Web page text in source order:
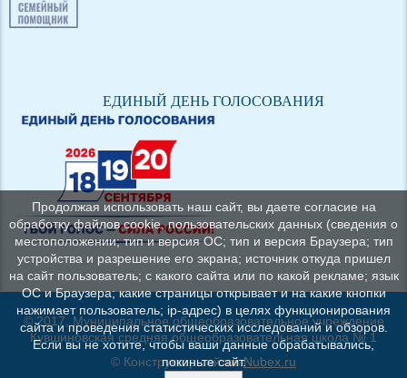
ЕДИНЫЙ ДЕНЬ ГОЛОСОВАНИЯ
© 2017, Муниципальное общеобразовательное учреждение
Кувшиновская средняя общеобразовательная школа № 1
© Конструктор сайтовNubex.ru
Продолжая использовать наш сайт, вы даете согласие на
обработку файлов cookie, пользовательских данных (сведения о
местоположении; тип и версия ОС; тип и версия Браузера; тип
устройства и разрешение его экрана; источник откуда пришел
на сайт пользователь; с какого сайта или по какой рекламе; язык
ОС и Браузера; какие страницы открывает и на какие кнопки
нажимает пользователь; ip-адрес) в целях функционирования
сайта и проведения статистических исследований и обзоров.
Если вы не хотите, чтобы ваши данные обрабатывались,
покиньте сайт.